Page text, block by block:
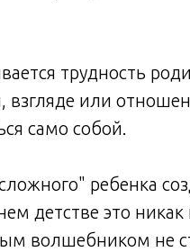
трудность
взгляде или
само собой.
ребенка
детстве это
волшебником не